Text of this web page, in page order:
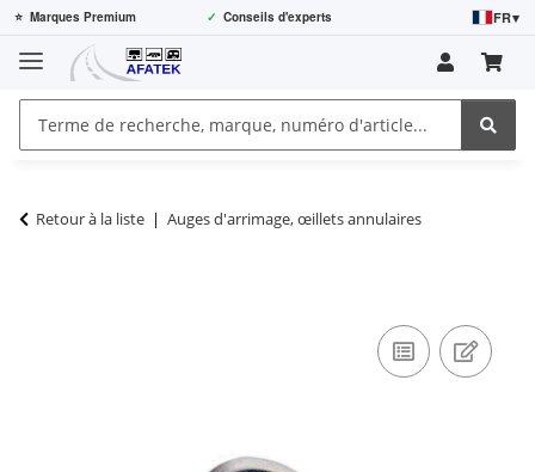
⭐ Marques Premium ✓ Conseils d'experts FR▾
Retour à la liste Auges d'arrimage, œillets annulaires